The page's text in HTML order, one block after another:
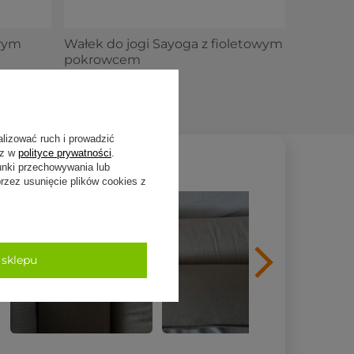
Wałek do jogi Sayoga z fioletowym
pokrowcem
ruch i prowadzić
w polityce prywatności
przechowywania lub
usunięcie plików cookies z